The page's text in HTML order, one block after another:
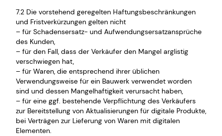
7.2 Die vorstehend geregelten Haftungsbeschränkungen
und Fristverkürzungen gelten nicht
– für Schadensersatz- und Aufwendungsersatzansprüche
des Kunden,
– für den Fall, dass der Verkäufer den Mangel arglistig
verschwiegen hat,
– für Waren, die entsprechend ihrer üblichen
Verwendungsweise für ein Bauwerk verwendet worden
sind und dessen Mangelhaftigkeit verursacht haben,
– für eine ggf. bestehende Verpflichtung des Verkäufers
zur Bereitstellung von Aktualisierungen für digitale Produkte,
bei Verträgen zur Lieferung von Waren mit digitalen
Elementen.